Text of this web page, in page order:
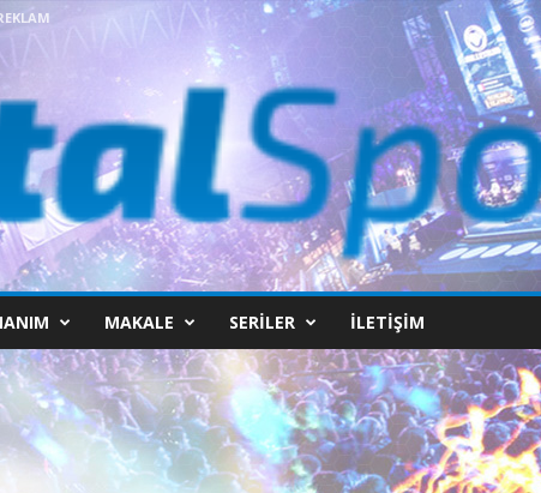
MAKALE SERILER İLETIŞIM